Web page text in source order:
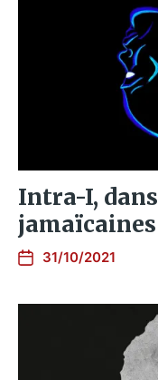
Intra-I,
jamaïcaines
31/10/2021